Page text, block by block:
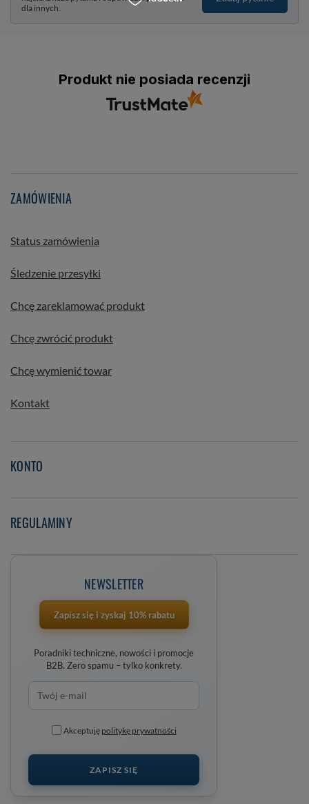
dla innych.
Produkt nie posiada recenzji
ZAMÓWIENIA
Status zamówienia
Śledzenie przesyłki
Chcę zareklamować produkt
Chcę zwrócić produkt
Chcę wymienić towar
Kontakt
KONTO
REGULAMINY
NEWSLETTER
Zapisz się i zyskaj 10% rabatu
Poradniki techniczne, nowości i promocje
B2B. Zero spamu – tylko konkrety.
Akceptuję politykę prywatności
ZAPISZ SIĘ